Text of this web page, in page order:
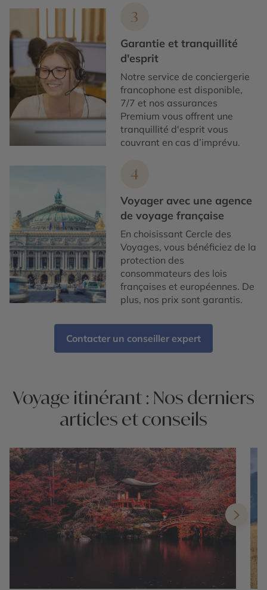
3
Garantie et tranquillité
d'esprit
Notre service de conciergerie
francophone est disponible,
7/7 et nos assurances
Premium vous offrent une
tranquillité d'esprit vous
couvrant en cas d’imprévu.
4
Voyager avec une agence
de voyage française
En choisissant Cercle des
Voyages, vous bénéficiez de la
protection des
consommateurs des lois
françaises et européennes. De
plus, nos prix sont garantis.
Contacter un conseiller expert
Voyage itinérant : Nos derniers
articles et conseils